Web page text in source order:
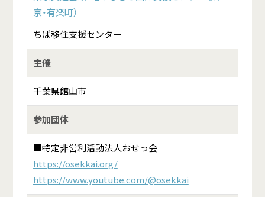
京・有楽町）
ちば移住支援センター
主催
千葉県館山市
参加団体
■特定非営利活動法人おせっ会
https://osekkai.org/
https://www.youtube.com/@osekkai